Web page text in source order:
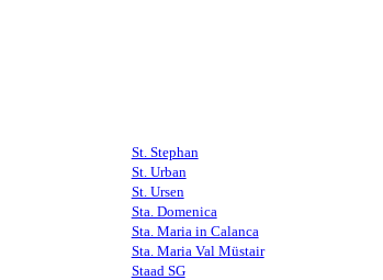
St. Stephan
St. Urban
St. Ursen
Sta. Domenica
Sta. Maria in Calanca
Sta. Maria Val Müstair
Staad SG